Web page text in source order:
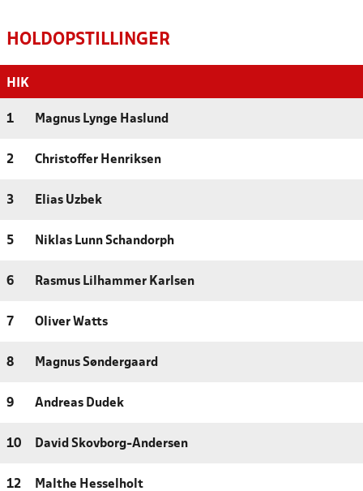
HOLDOPSTILLINGER
HIK
1 Magnus Lynge Haslund
2 Christoffer Henriksen
3 Elias Uzbek
5 Niklas Lunn Schandorph
6 Rasmus Lilhammer Karlsen
7 Oliver Watts
8 Magnus Søndergaard
9 Andreas Dudek
10 David Skovborg-Andersen
12 Malthe Hesselholt